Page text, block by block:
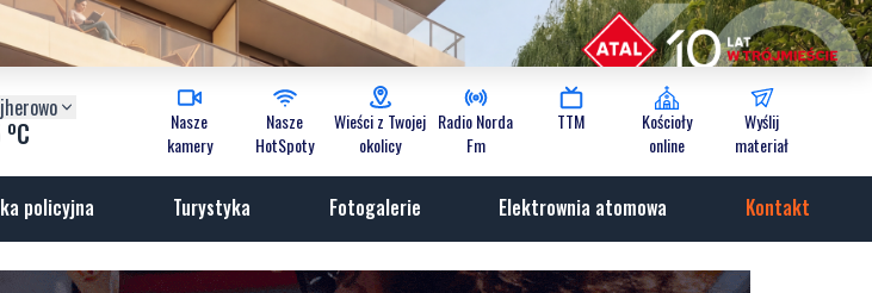
oC
Nasze
kamery
Nasze
HotSpoty
Wieści z Twojej
okolicy
Radio Norda
Fm
TTM
Kościoły
online
Wyślij
materiał
policyjna Turystyka Fotogalerie Elektrownia atomowa Kontakt